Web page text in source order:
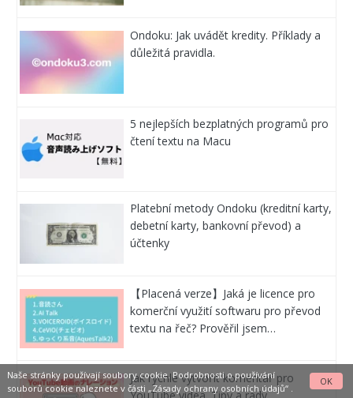
Ondoku: Jak uvádět kredity. Příklady a
důležitá pravidla.
5 nejlepších bezplatných programů pro
čtení textu na Macu
Platební metody Ondoku (kreditní karty,
debetní karty, bankovní převod) a
účtenky
【Placená verze】Jaká je licence pro
komerční využití softwaru pro převod
textu na řeč? Prověřil jsem…
Jak rychle vytvořit komentář pro
YouTube videa. Tipy a rady.
Naše stránky používají soubory cookie. Podrobnosti o používání
souborů cookie naleznete v části „Zásady ochrany osobních údajů“.
OK